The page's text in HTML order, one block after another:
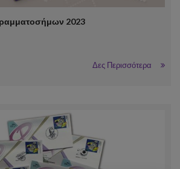
2023
Δες Περισσότερα